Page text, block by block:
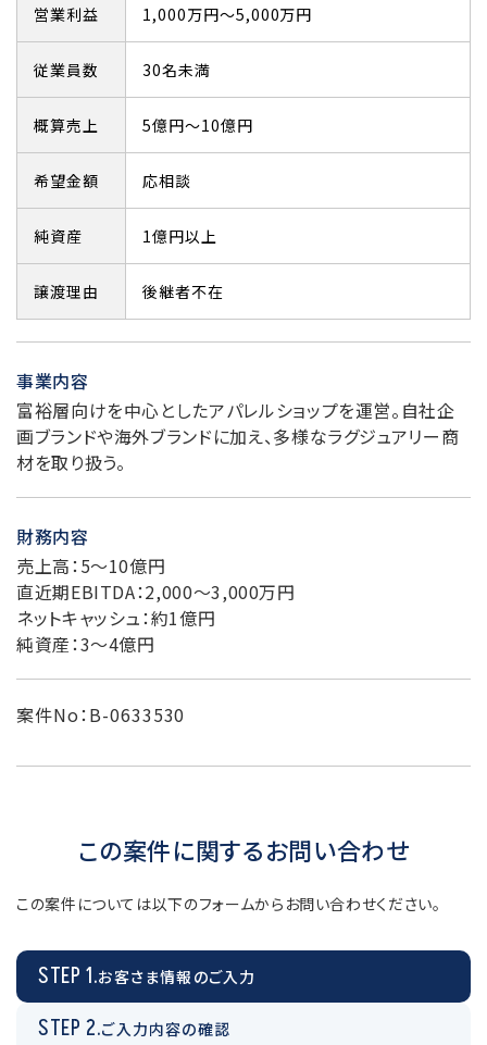
営業利益 1,000万円～5,000万円
従業員数 30名未満
概算売上 5億円～10億円
希望金額 応相談
純資産 1億円以上
譲渡理由 後継者不在
事業内容
富裕層向けを中心としたアパレルショップを運営。自社企
画ブランドや海外ブランドに加え、多様なラグジュアリー商
材を取り扱う。
財務内容
売上高：5～10億円
直近期EBITDA：2,000～3,000万円
ネットキャッシュ：約1億円
純資産：3～4億円
案件No：B-0633530
この案件に関するお問い合わせ
この案件については以下のフォームからお問い合わせください。
STEP 1.お客さま情報のご入力
STEP 2.ご入力内容の確認